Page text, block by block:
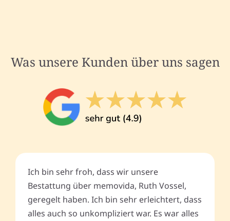
Was unsere Kunden über uns sagen
Ich bin sehr froh, dass wir unsere
Bestattung über memovida, Ruth Vossel,
geregelt haben. Ich bin sehr erleichtert, dass
alles auch so unkompliziert war. Es war alles